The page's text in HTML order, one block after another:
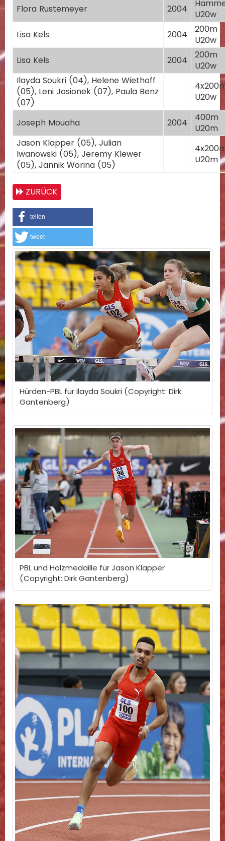
Flora Rustemeyer 2004
U20w
Lisa Kels
2004
200m
U20w
Lisa Kels
2004
200m
U20w
Ilayda Soukri (04), Helene Wiethoff
(05), Leni Josionek (07), Paula Benz
(07)
U20w
Joseph Mouaha 2004
400m
U20m
Jason Klapper (05), Julian
Iwanowski (05), Jeremy Klewer
(05), Jannik Worina (05)
U20m
ZURÜCK
teilen
tweet
Hürden-PBL für Ilayda Soukri (Copyright: Dirk
Gantenberg)
PBL und Holzmedaille für Jason Klapper
(Copyright: Dirk Gantenberg)